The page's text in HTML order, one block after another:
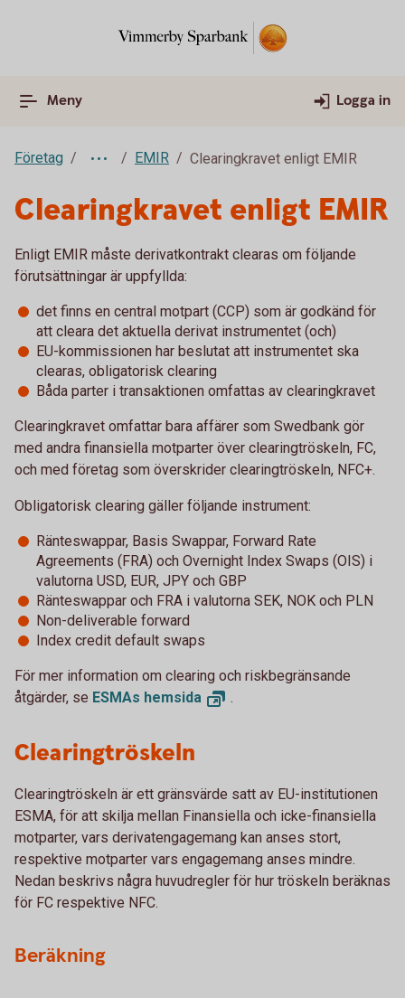
Meny Logga in
Företag EMIR Clearingkravet enligt EMIR
Clearingkravet enligt EMIR
Enligt EMIR måste derivatkontrakt clearas om följande
förutsättningar är uppfyllda:
det finns en central motpart (CCP) som är godkänd för
att cleara det aktuella derivat instrumentet (och)
EU-kommissionen har beslutat att instrumentet ska
clearas, obligatorisk clearing
Båda parter i transaktionen omfattas av clearingkravet
Clearingkravet omfattar bara affärer som Swedbank gör
med andra finansiella motparter över clearingtröskeln, FC,
och med företag som överskrider clearingtröskeln, NFC+.
Obligatorisk clearing gäller följande instrument:
Ränteswappar, Basis Swappar, Forward Rate
Agreements (FRA) och Overnight Index Swaps (OIS) i
valutorna USD, EUR, JPY och GBP
Ränteswappar och FRA i valutorna SEK, NOK och PLN
Non-deliverable forward
Index credit default swaps
För mer information om clearing och riskbegränsande
åtgärder, se ESMAs hemsida .
Clearingtröskeln
Clearingtröskeln är ett gränsvärde satt av EU-institutionen
ESMA, för att skilja mellan Finansiella och icke-finansiella
motparter, vars derivatengagemang kan anses stort,
respektive motparter vars engagemang anses mindre.
Nedan beskrivs några huvudregler för hur tröskeln beräknas
för FC respektive NFC.
Beräkning